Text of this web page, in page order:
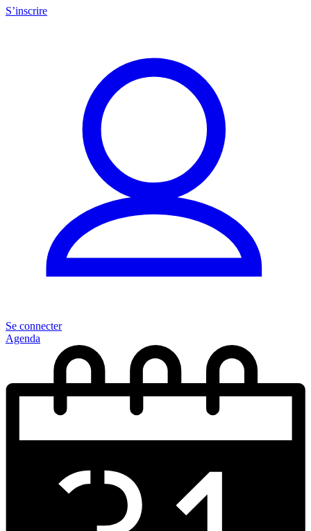
S’inscrire
Se connecter
Agenda